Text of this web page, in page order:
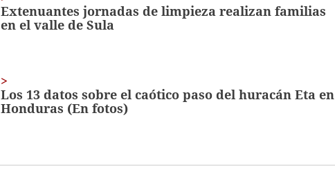
Extenuantes jornadas de limpieza realizan familias
en el valle de Sula
Los 13 datos sobre el caótico paso del huracán Eta en
Honduras (En fotos)